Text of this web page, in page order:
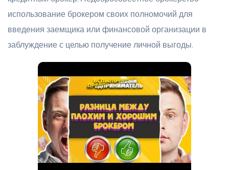
использование брокером своих полномочий для
введения заемщика или финансовой организации в
заблуждение с целью получение личной выгоды.